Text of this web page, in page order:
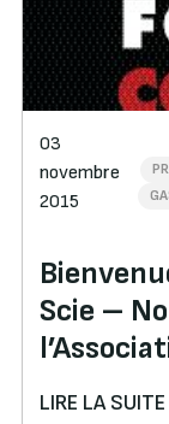
03
novembre
2015
Scie –
LIRE LA SUITE